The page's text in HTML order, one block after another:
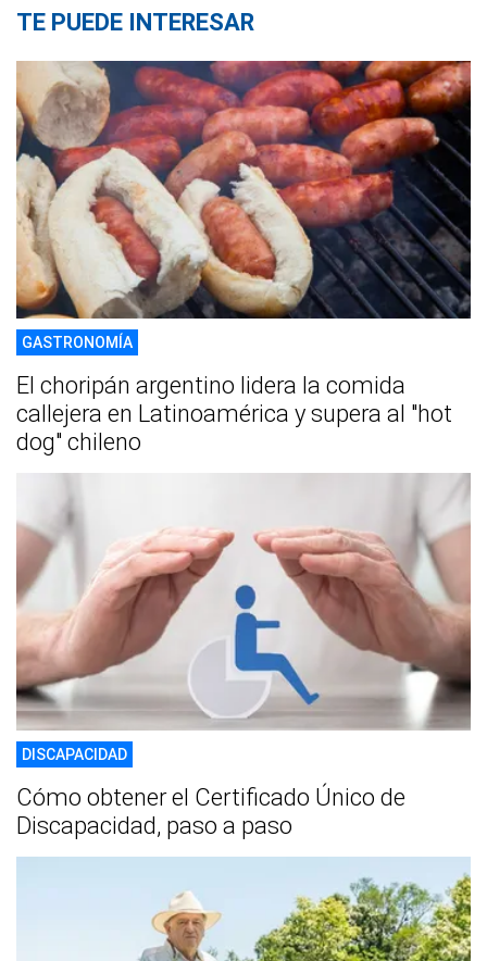
TE PUEDE INTERESAR
GASTRONOMÍA
El choripán argentino lidera la comida
callejera en Latinoamérica y supera al "hot
dog" chileno
DISCAPACIDAD
Cómo obtener el Certificado Único de
Discapacidad, paso a paso